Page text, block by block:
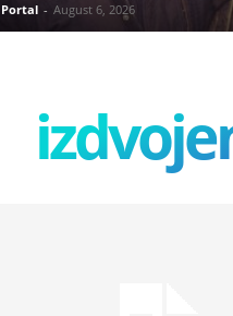
Portal - August 6, 2026